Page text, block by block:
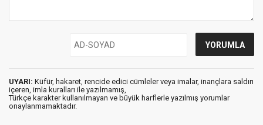
UYARI: Küfür, hakaret, rencide edici cümleler veya imalar, inançlara saldırı
içeren, imla kuralları ile yazılmamış,
Türkçe karakter kullanılmayan ve büyük harflerle yazılmış yorumlar
onaylanmamaktadır.